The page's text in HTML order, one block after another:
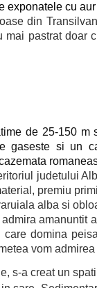
cu
din
pastrat doar
de 25-150
gaseste si un
judetului
premiu
alba si
amanuntit
domina
vom
s-a creat un